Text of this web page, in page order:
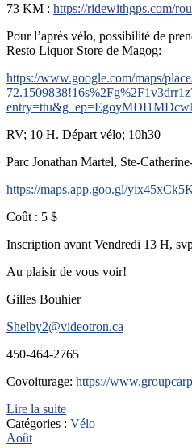
73 KM : https://ridewithgps.com/
Pour l’après vélo, possibilité de
Resto Liquor Store de Magog:
https://www.google.com/maps/
RV; 10 H. Départ vélo; 10h30
Parc Jonathan Martel, Ste-
https://maps.app.goo.gl/
Coût : 5 $
Inscription avant Vendredi 13 H,
Au plaisir de vous voir!
Gilles Bouhier
Shelby2@videotron.ca
450-464-2765
Covoiturage: https://
Lire la suite
Catégories : Vélo
Août